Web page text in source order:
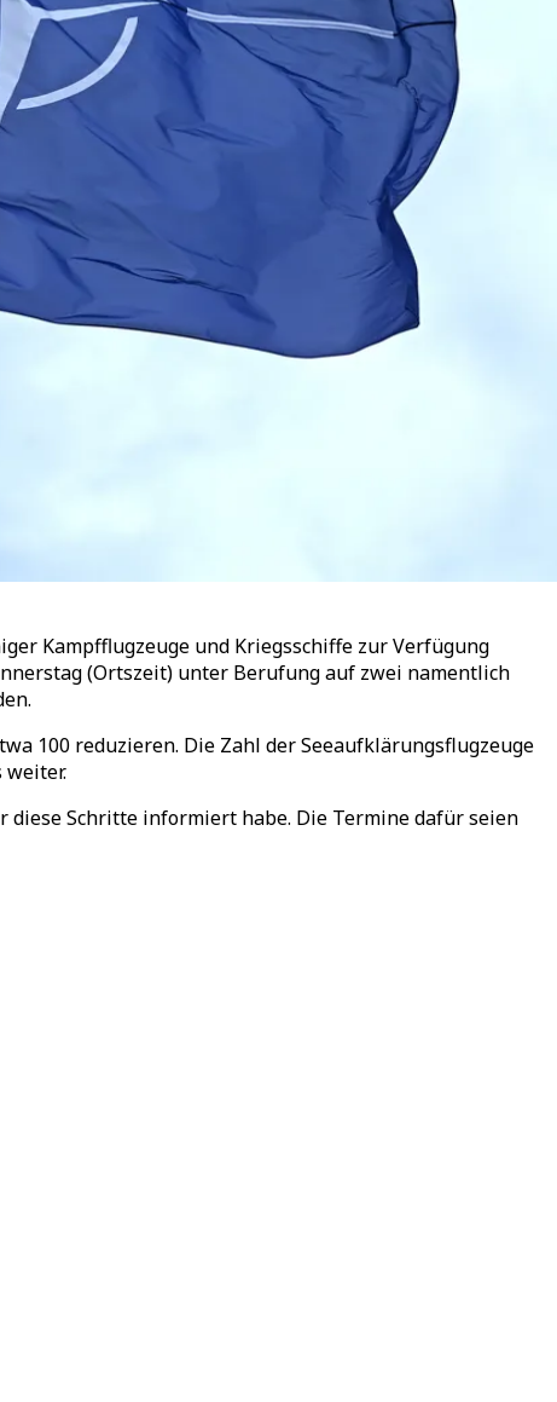
Kampfflugzeuge und Kriegsschiffe zur Verfügung
(Ortszeit) unter Berufung auf zwei namentlich
100 reduzieren. Die Zahl der Seeaufklärungsflugzeuge
weiter.
diese Schritte informiert habe. Die Termine dafür seien